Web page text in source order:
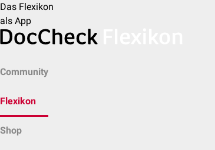
Das Flexikon
als App
Community
Flexikon
Shop